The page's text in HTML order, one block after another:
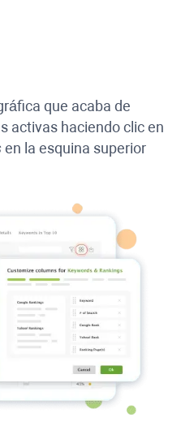
que acaba de
activas haciendo clic en
en la esquina superior